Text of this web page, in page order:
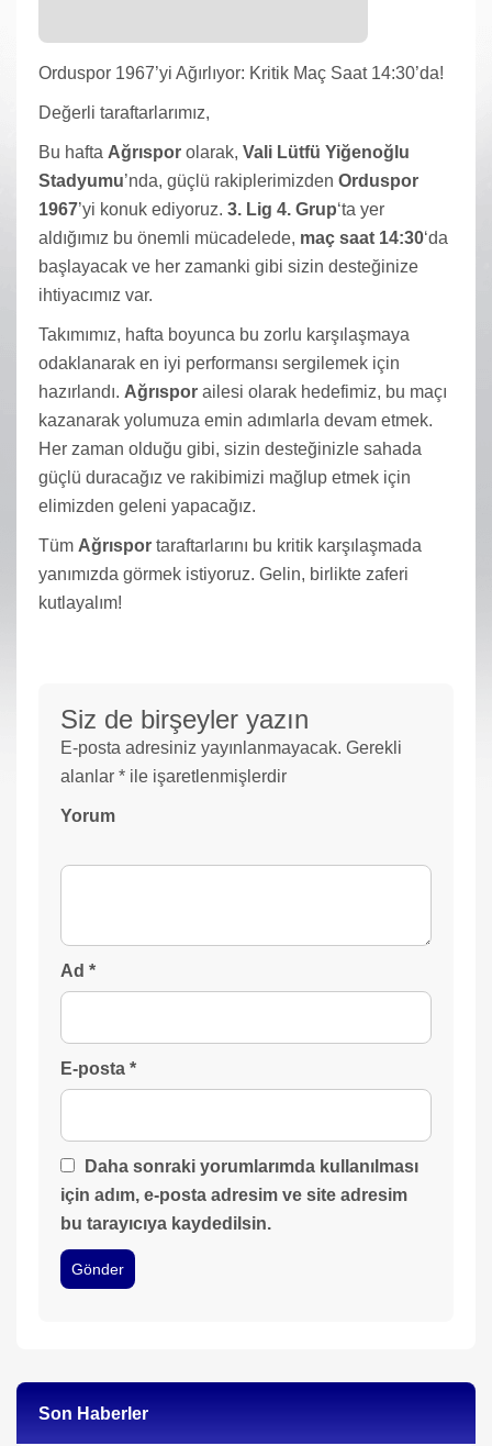
Orduspor 1967’yi Ağırlıyor: Kritik Maç Saat 14:30’da!
Değerli taraftarlarımız,
Bu hafta Ağrıspor olarak, Vali Lütfü Yiğenoğlu
Stadyumu’nda, güçlü rakiplerimizden Orduspor
1967’yi konuk ediyoruz. 3. Lig 4. Grup‘ta yer
aldığımız bu önemli mücadelede, maç saat 14:30‘da
başlayacak ve her zamanki gibi sizin desteğinize
ihtiyacımız var.
Takımımız, hafta boyunca bu zorlu karşılaşmaya
odaklanarak en iyi performansı sergilemek için
hazırlandı. Ağrıspor ailesi olarak hedefimiz, bu maçı
kazanarak yolumuza emin adımlarla devam etmek.
Her zaman olduğu gibi, sizin desteğinizle sahada
güçlü duracağız ve rakibimizi mağlup etmek için
elimizden geleni yapacağız.
Tüm Ağrıspor taraftarlarını bu kritik karşılaşmada
yanımızda görmek istiyoruz. Gelin, birlikte zaferi
kutlayalım!
Siz de birşeyler yazın
E-posta adresiniz yayınlanmayacak. Gerekli
alanlar * ile işaretlenmişlerdir
Yorum
Ad *
E-posta *
Daha sonraki yorumlarımda kullanılması
için adım, e-posta adresim ve site adresim
bu tarayıcıya kaydedilsin.
Son Haberler